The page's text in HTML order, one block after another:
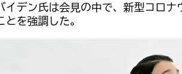
イデン氏は会見の中で、新型コロ
とを強調した。